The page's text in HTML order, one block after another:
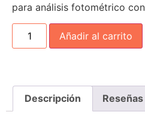
para análisis fotométrico
Añadir al carrito
Descripción